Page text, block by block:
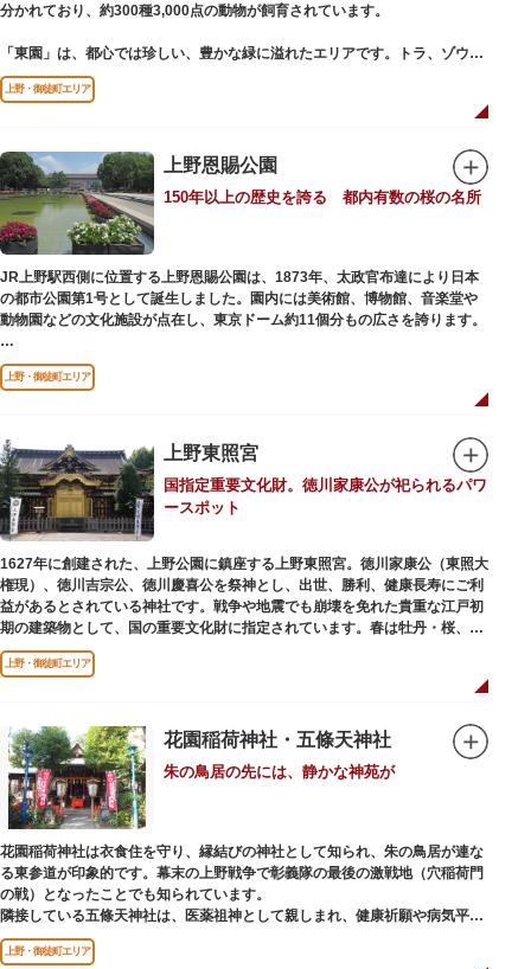
分かれており、約300種3,000点の動物が飼育されています。
「東園」は、都心では珍しい、豊かな緑に溢れたエリアです。トラ、ゾウな
どが住む森エリアや、ホッキョクグマやアザラシが住む海エリアでは、水浴
びなど迫力あるシーンが目撃できることもあります。国指定重要文化財の
一方「西園」は、蓮の名所としても知られる風光明媚な「不忍池」のほとり
に位置する区域。キリンやサイなどの人気動物をはじめ、アイアイや“動か
ない鳥”として話題のハシビロコウなどユニークな種も見られます。
子ども動物園「すてっぷ」では、小動物を間近で観察することを通じて、命
の大切さや生きものの魅力が学べる体験プログラムが実施されています。
歩き疲れたり、お腹が空いてきたら、園内にいくつかあるフードショップで
休憩しましょう。それぞれのお店で、動物たちをモチーフにした可愛いフー
ドやスイーツが食べられます。オリジナルグッズを取り扱うギフトショップ
も必見です。
上野・御徒町エリア
上野恩賜公園
150年以上の歴史を誇る 都内有数の桜の名所
JR上野駅西側に位置する上野恩賜公園は、1873年、太政官布達により日本
の都市公園第1号として誕生しました。園内には美術館、博物館、音楽堂や
動物園などの文化施設が点在し、東京ドーム約11個分もの広さを誇ります。
ソメイヨシノやヤマザクラなど約1,200本の桜が植えられた園内は、桜の名
所としても有名。シーズンにはライトアップされた夜桜が一層風情を添え、
例年延べ330万人近い人出となります。不忍池（しのばずのいけ）は江戸時
ので、バードウォッチングを楽しむ人の姿も見られるスポットです。
美術館や博物館で国内外の芸術作品や文化・自然科学に触れたり、歴史の薫
りを感じながら史跡巡りを楽しんではいかがでしょうか。1日では見てまわ
りきれないほどの魅力にあふれた公園です。
上野・御徒町エリア
上野東照宮
国指定重要文化財。徳川家康公が祀られるパワ
ースポット
1627年に創建された、上野公園に鎮座する上野東照宮。徳川家康公（東照大
権現）、徳川吉宗公、徳川慶喜公を祭神とし、出世、勝利、健康長寿にご利
益があるとされている神社です。戦争や地震でも崩壊を免れた貴重な江戸初
期の建築物として、国の重要文化財に指定されています。春は牡丹・桜、秋
は紅葉やダリア展、お正月は初詣や冬ぼたん鑑賞の地として、年間を通して
国内外からの参拝者で賑わうスポットです。
軍・徳川家光公が、日光東照宮までお参りに行けない江戸の人々のために建
てられたそう。社殿内部は文化財保護のため通常は非公開ですが、特別公開
が実施されることもあるので、拝観を申し込んでみてはいかがでしょうか。
授与所では、期間・数量限定のお守りや御朱印も授与されているので要チェ
ック。手塚治虫のユニコのお守りなど愛らしいものがありますよ。
上野・御徒町エリア
花園稲荷神社・五條天神社
朱の鳥居の先には、静かな神苑が
花園稲荷神社は衣食住を守り、縁結びの神社として知られ、朱の鳥居が連な
る東参道が印象的です。幕末の上野戦争で彰義隊の最後の激戦地（穴稲荷門
の戦）となったことでも知られています。
隣接している五條天神社は、医薬祖神として親しまれ、健康祈願や病気平癒
祈願の参拝者が多く、相殿には菅原道真公も祀られています。
境内がつながっており、まるでひとつの神社かのように並んで鎮座していま
上野・御徒町エリア